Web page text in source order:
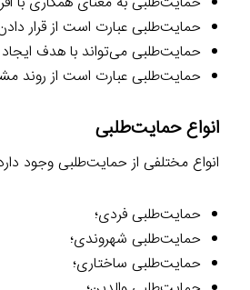
حمایت‌طلبی عبارت است از قرار
حمایت‌طلبی می‌تواند با هدف
حمایت‌طلبی عبارت است از روند
انواع حمایت‌طلبی
انواع مختلفی از حمایت‌طلبی وجود
حمایت‌طلبی فردی؛
حمایت‌طلبی شهروندی؛
حمایت‌طلبی ساختاری؛